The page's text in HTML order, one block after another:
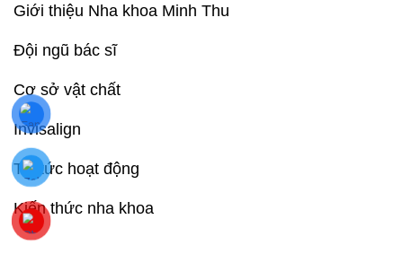
Giới thiệu Nha khoa Minh Thu
Đội ngũ bác sĩ
Cơ sở vật chất
Invisalign
Tin tức hoạt động
Kiến thức nha khoa